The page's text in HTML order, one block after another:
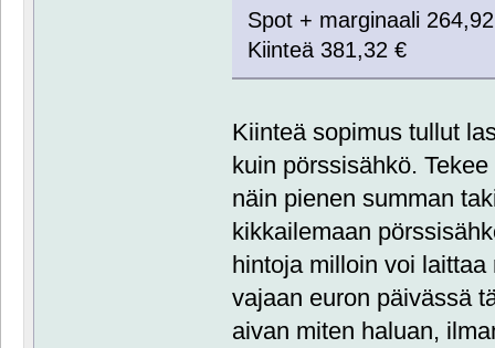
Spot + marginaali
Kiinteä 381,32 €
Kiinteä sopimus tullut
kuin pörssisähkö.
näin pienen summan
kikkailemaan
hintoja milloin voi
vajaan euron päivässä
aivan miten haluan,